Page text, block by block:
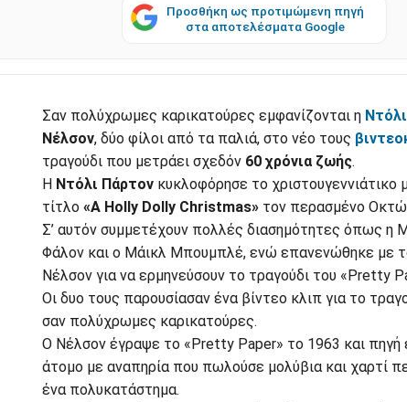
Προσθήκη ως προτιμώμενη πηγή
στα αποτελέσματα Google
Σαν πολύχρωμες καρικατούρες εμφανίζονται η
Νέλσον, δύο φίλοι από τα παλιά, στο νέο τους
τραγούδι που μετράει σχεδόν60 χρόνια ζωής.
Η Ντόλι Πάρτονκυκλοφόρησε το χριστουγεννιάτικο
τίτλο «A Holly Dolly Christmas»τον περασμένο
Σ’ αυτόν συμμετέχουν πολλές διασημότητες όπως η
Φάλον και ο Μάικλ Μπουμπλέ, ενώ επανενώθηκε με
Νέλσον για να ερμηνεύσουν το τραγούδι του «Pretty
Οι δυο τους παρουσίασαν ένα βίντεο κλιπ για το
σαν πολύχρωμες καρικατούρες.
Ο Νέλσον έγραψε το «Pretty Paper» το 1963 και πηγή
άτομο με αναπηρία που πωλούσε μολύβια και χαρτί
ένα πολυκατάστημα.